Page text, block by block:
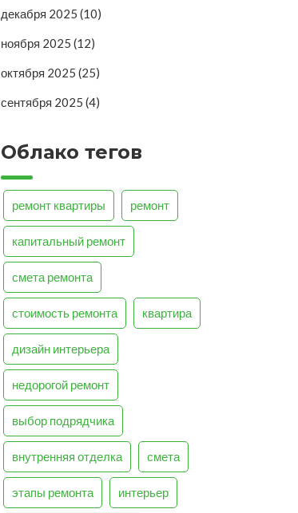
декабря 2025 (10)
ноября 2025 (12)
октября 2025 (25)
сентября 2025 (4)
Облако тегов
ремонт квартиры ремонт
капитальный ремонт
смета ремонта
стоимость ремонта квартира
дизайн интерьера
недорогой ремонт
выбор подрядчика
внутренняя отделка смета
этапы ремонта интерьер